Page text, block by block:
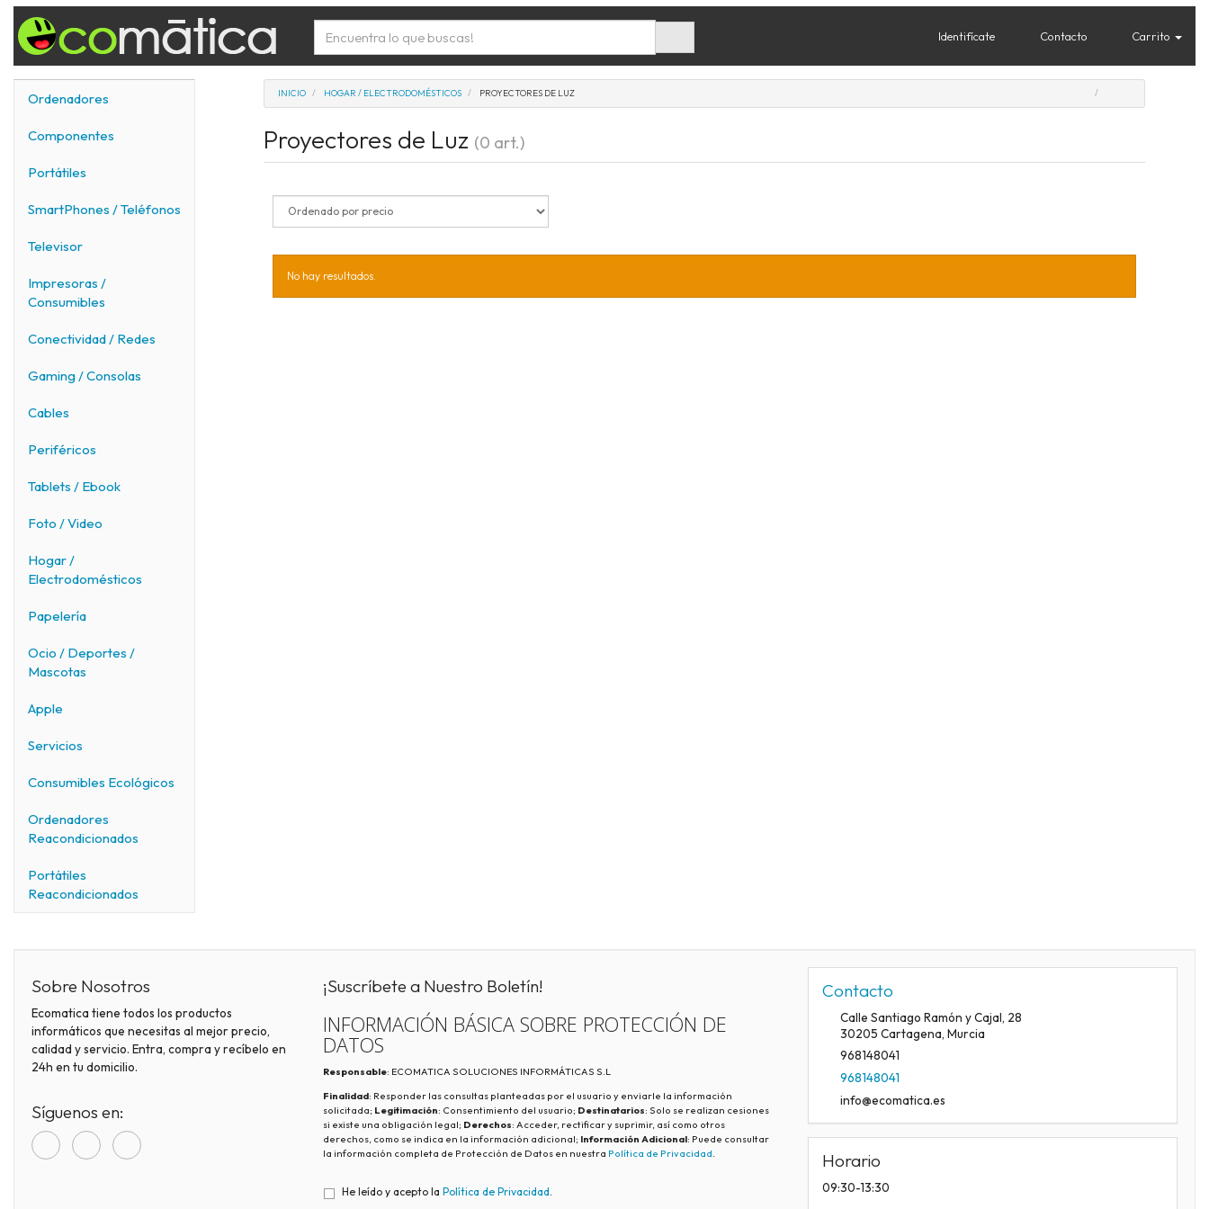
Identifícate Contacto Carrito
Ordenadores
Componentes
Portátiles
SmartPhones / Teléfonos
Televisor
Impresoras /
Consumibles
Conectividad / Redes
Gaming / Consolas
Cables
Periféricos
Tablets / Ebook
Foto / Video
Hogar /
Electrodomésticos
Papelería
Ocio / Deportes /
Mascotas
Apple
Servicios
Consumibles Ecológicos
Ordenadores
Reacondicionados
Portátiles
Reacondicionados
INICIO HOGAR / ELECTRODOMÉSTICOS PROYECTORES DE LUZ
Proyectores de Luz (0 art.)
No hay resultados.
Sobre Nosotros
Ecomatica tiene todos los productos
informáticos que necesitas al mejor precio,
calidad y servicio. Entra, compra y recíbelo en
24h en tu domicilio.
Síguenos en:
¡Suscríbete a Nuestro Boletín!
INFORMACIÓN BÁSICA SOBRE PROTECCIÓN DE
DATOS
Responsable: ECOMATICA SOLUCIONES INFORMÁTICAS S.L
Finalidad: Responder las consultas planteadas por el usuario y enviarle la información
solicitada; Legitimación: Consentimiento del usuario; Destinatarios: Solo se realizan cesiones
si existe una obligación legal; Derechos: Acceder, rectificar y suprimir, así como otros
derechos, como se indica en la información adicional; Información Adicional: Puede consultar
la información completa de Protección de Datos en nuestra Política de Privacidad
He leído y acepto la Política de Privacidad.
Contacto
Calle Santiago Ramón y Cajal, 28
30205 Cartagena, Murcia
968148041
968148041
info@ecomatica.es
Horario
09:30-13:30